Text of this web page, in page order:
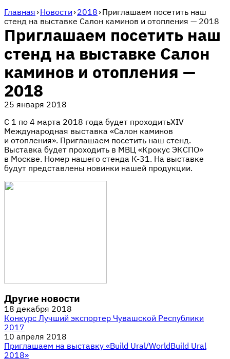
Главная ›Новости ›2018 ›Приглашаем посетить наш
стенд на выставке Салон каминов и отопления — 2018
Приглашаем посетить наш
стенд на выставке Салон
каминов и отопления —
2018
25 января 2018
С 1 по 4 марта 2018 года будет проходитьXIV
Международная выставка «Салон каминов
и отопления». Приглашаем посетить наш стенд.
Выставка будет проходить в МВЦ «Крокус ЭКСПО»
в Москве. Номер нашего стенда К-31. На выставке
будут представлены новинки нашей продукции.
Другие новости
18 декабря 2018
Конкурс Лучший экспортер Чувашской Республики
2017
10 апреля 2018
Приглашаем на выставку «Build Ural/WorldBuild Ural
2018»